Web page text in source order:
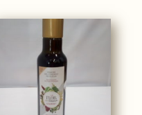
original
era:
16,75€.
actual